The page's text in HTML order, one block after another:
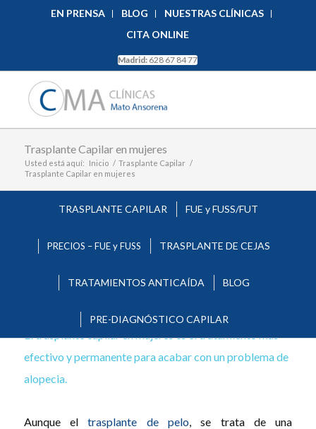
EN PRENSA BLOG
NUESTRAS CLÍNICAS
CITA ONLINE
Madrid: 628 67 84 77
Trasplante Capilar en mujeres
Usted está aquí: Inicio / Trasplante Capilar /
Trasplante Capilar en mujeres
TRASPLANTE CAPILAR FUE y FUSS/FUT
PRECIOS – FUE y FUSS TRASPLANTE DE CEJAS
TRATAMIENTOS ANTICAÍDA BLOG
PRE-DIAGNÓSTICO CAPILAR
Trasplante Capilar en
mujeres
El trasplante capilar en mujeres es el tratamiento más
efectivo y permanente para acabar con un problema de
alopecia.
Aunque eltrasplante de pelo , se trata de una